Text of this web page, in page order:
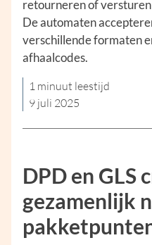
retourneren of
De automaten
verschillende formaten
afhaalcodes.
1 minuut leestijd
9 juli 2025
DPD en GLS
gezamenlijk